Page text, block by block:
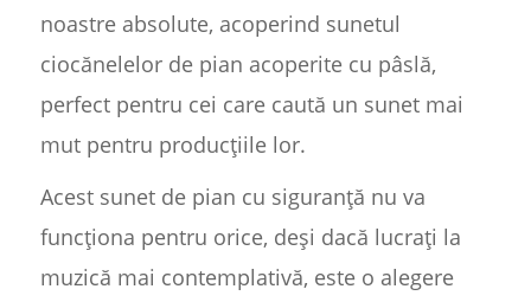
noastre absolute, acoperind sunetul
ciocănelelor de pian acoperite cu pâslă,
perfect pentru cei care caută un sunet mai
mut pentru producțiile lor.
Acest sunet de pian cu siguranță nu va
funcționa pentru orice, deși dacă lucrați la
muzică mai contemplativă, este o alegere